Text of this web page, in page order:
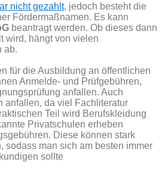
nicht gezahlt, jedoch besteht die
Fördermaßnamen. Es kann
beantragt werden. Ob dieses dann
wird, hängt von vielen
ab.
für die Ausbildung an öffentlichen
Anmelde- und Prüfgebühren,
anfallen. Auch
anfallen, da viel Fachliteratur
Teil wird Berufskleidung
Privatschulen erheben
Diese können stark
sodass man sich am besten immer
sollte